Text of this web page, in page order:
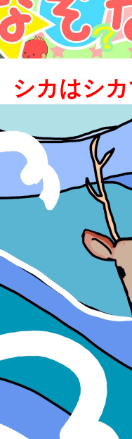
シカはシ